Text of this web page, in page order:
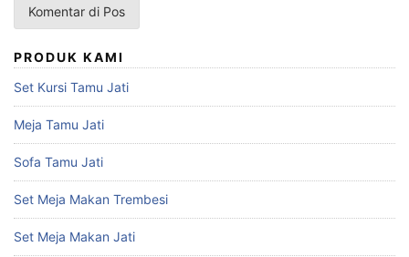
PRODUK KAMI
Set Kursi Tamu Jati
Meja Tamu Jati
Sofa Tamu Jati
Set Meja Makan Trembesi
Set Meja Makan Jati